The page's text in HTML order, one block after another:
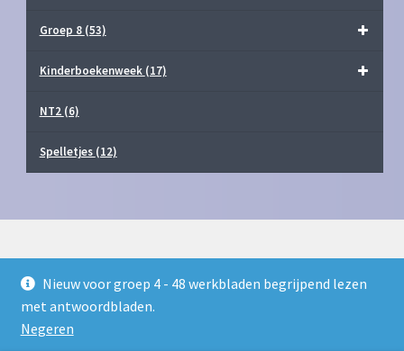
Nieuw voor groep 4 - 48 werkbladen begrijpend lezen
met antwoordbladen.
Negeren
Groep 8 (53)
Kinderboekenweek (17)
NT2 (6)
Spelletjes (12)
© Juf Milou Webshop 2026
Privacy Policy
Gebouwd met WooCommerce